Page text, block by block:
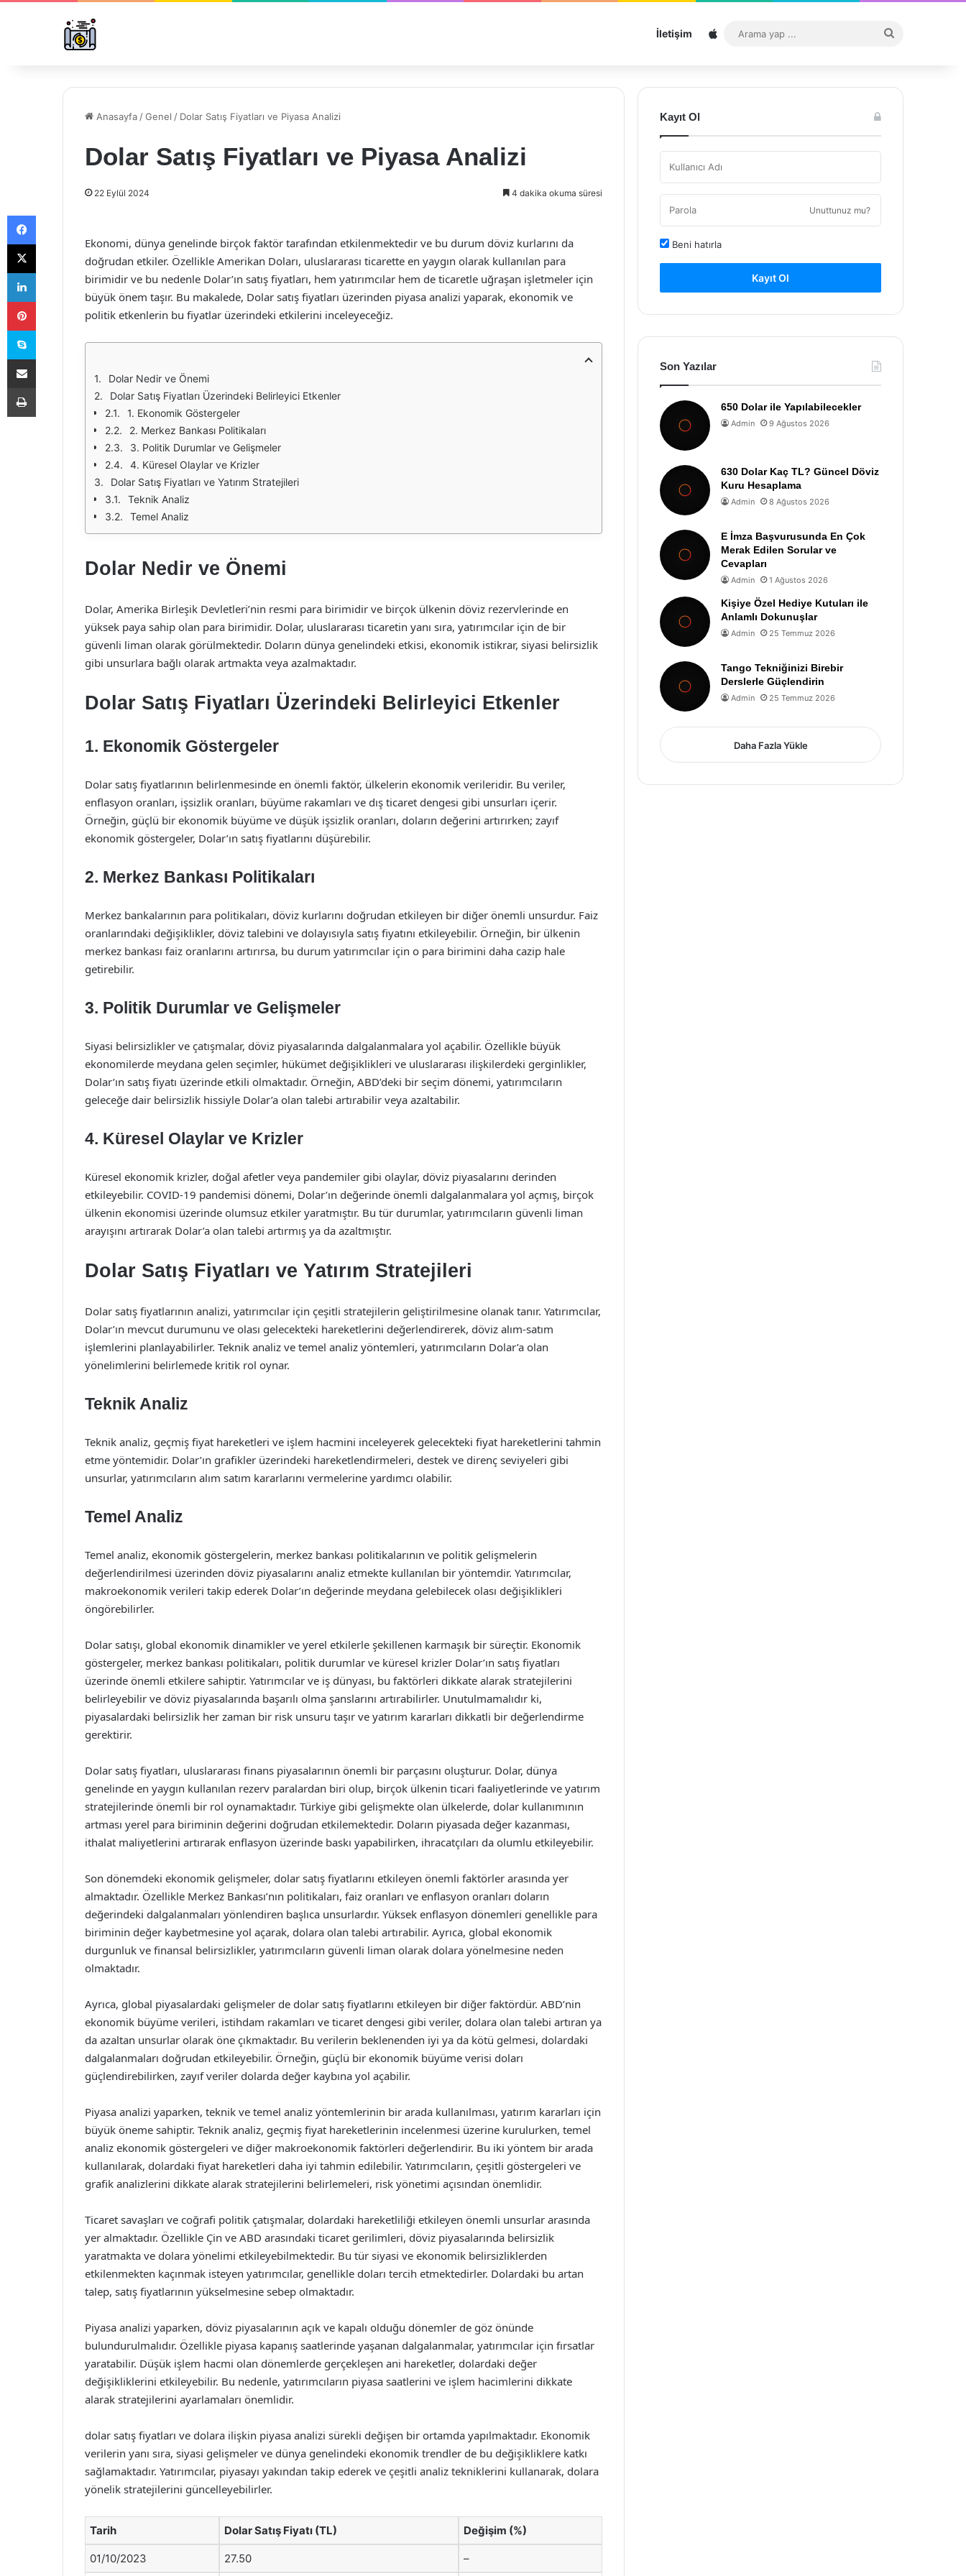
İletişim Sitemap
...
Anasayfa /Genel / Dolar Satış Fiyatları ve Piyasa Analizi
Dolar Satış Fiyatları ve Piyasa Analizi
22 Eylül 2024 4 dakika okuma süresi
Ekonomi, dünya genelinde birçok faktör tarafından etkilenmektedir ve bu durum döviz kurlarını da
doğrudan etkiler. Özellikle Amerikan Doları, uluslararası ticarette en yaygın olarak kullanılan para
birimidir ve bu nedenle Dolar’ın satış fiyatları, hem yatırımcılar hem de ticaretle uğraşan işletmeler için
büyük önem taşır. Bu makalede, Dolar satış fiyatları üzerinden piyasa analizi yaparak, ekonomik ve
politik etkenlerin bu fiyatlar üzerindeki etkilerini inceleyeceğiz.
Dolar Nedir ve Önemi
Dolar Satış Fiyatları Üzerindeki Belirleyici Etkenler
1. Ekonomik Göstergeler
2. Merkez Bankası Politikaları
3. Politik Durumlar ve Gelişmeler
4. Küresel Olaylar ve Krizler
Dolar Satış Fiyatları ve Yatırım Stratejileri
Teknik Analiz
Temel Analiz
Dolar Nedir ve Önemi
Dolar, Amerika Birleşik Devletleri’nin resmi para birimidir ve birçok ülkenin döviz rezervlerinde en
yüksek paya sahip olan para birimidir. Dolar, uluslararası ticaretin yanı sıra, yatırımcılar için de bir
güvenli liman olarak görülmektedir. Doların dünya genelindeki etkisi, ekonomik istikrar, siyasi belirsizlik
gibi unsurlara bağlı olarak artmakta veya azalmaktadır.
Dolar Satış Fiyatları Üzerindeki Belirleyici Etkenler
1. Ekonomik Göstergeler
Dolar satış fiyatlarının belirlenmesinde en önemli faktör, ülkelerin ekonomik verileridir. Bu veriler,
enflasyon oranları, işsizlik oranları, büyüme rakamları ve dış ticaret dengesi gibi unsurları içerir.
Örneğin, güçlü bir ekonomik büyüme ve düşük işsizlik oranları, doların değerini artırırken; zayıf
ekonomik göstergeler, Dolar’ın satış fiyatlarını düşürebilir.
2. Merkez Bankası Politikaları
Merkez bankalarının para politikaları, döviz kurlarını doğrudan etkileyen bir diğer önemli unsurdur. Faiz
oranlarındaki değişiklikler, döviz talebini ve dolayısıyla satış fiyatını etkileyebilir. Örneğin, bir ülkenin
merkez bankası faiz oranlarını artırırsa, bu durum yatırımcılar için o para birimini daha cazip hale
getirebilir.
3. Politik Durumlar ve Gelişmeler
Siyasi belirsizlikler ve çatışmalar, döviz piyasalarında dalgalanmalara yol açabilir. Özellikle büyük
ekonomilerde meydana gelen seçimler, hükümet değişiklikleri ve uluslararası ilişkilerdeki gerginlikler,
Dolar’ın satış fiyatı üzerinde etkili olmaktadır. Örneğin, ABD’deki bir seçim dönemi, yatırımcıların
geleceğe dair belirsizlik hissiyle Dolar’a olan talebi artırabilir veya azaltabilir.
4. Küresel Olaylar ve Krizler
Küresel ekonomik krizler, doğal afetler veya pandemiler gibi olaylar, döviz piyasalarını derinden
etkileyebilir. COVID-19 pandemisi dönemi, Dolar’ın değerinde önemli dalgalanmalara yol açmış, birçok
ülkenin ekonomisi üzerinde olumsuz etkiler yaratmıştır. Bu tür durumlar, yatırımcıların güvenli liman
arayışını artırarak Dolar’a olan talebi artırmış ya da azaltmıştır.
Dolar Satış Fiyatları ve Yatırım Stratejileri
Dolar satış fiyatlarının analizi, yatırımcılar için çeşitli stratejilerin geliştirilmesine olanak tanır. Yatırımcılar,
Dolar’ın mevcut durumunu ve olası gelecekteki hareketlerini değerlendirerek, döviz alım-satım
işlemlerini planlayabilirler. Teknik analiz ve temel analiz yöntemleri, yatırımcıların Dolar’a olan
yönelimlerini belirlemede kritik rol oynar.
Teknik Analiz
Teknik analiz, geçmiş fiyat hareketleri ve işlem hacmini inceleyerek gelecekteki fiyat hareketlerini tahmin
etme yöntemidir. Dolar’ın grafikler üzerindeki hareketlendirmeleri, destek ve direnç seviyeleri gibi
unsurlar, yatırımcıların alım satım kararlarını vermelerine yardımcı olabilir.
Temel Analiz
Temel analiz, ekonomik göstergelerin, merkez bankası politikalarının ve politik gelişmelerin
değerlendirilmesi üzerinden döviz piyasalarını analiz etmekte kullanılan bir yöntemdir. Yatırımcılar,
makroekonomik verileri takip ederek Dolar’ın değerinde meydana gelebilecek olası değişiklikleri
öngörebilirler.
Dolar satışı, global ekonomik dinamikler ve yerel etkilerle şekillenen karmaşık bir süreçtir. Ekonomik
göstergeler, merkez bankası politikaları, politik durumlar ve küresel krizler Dolar’ın satış fiyatları
üzerinde önemli etkilere sahiptir. Yatırımcılar ve iş dünyası, bu faktörleri dikkate alarak stratejilerini
belirleyebilir ve döviz piyasalarında başarılı olma şanslarını artırabilirler. Unutulmamalıdır ki,
piyasalardaki belirsizlik her zaman bir risk unsuru taşır ve yatırım kararları dikkatli bir değerlendirme
gerektirir.
Dolar satış fiyatları, uluslararası finans piyasalarının önemli bir parçasını oluşturur. Dolar, dünya
genelinde en yaygın kullanılan rezerv paralardan biri olup, birçok ülkenin ticari faaliyetlerinde ve yatırım
stratejilerinde önemli bir rol oynamaktadır. Türkiye gibi gelişmekte olan ülkelerde, dolar kullanımının
artması yerel para biriminin değerini doğrudan etkilemektedir. Doların piyasada değer kazanması,
ithalat maliyetlerini artırarak enflasyon üzerinde baskı yapabilirken, ihracatçıları da olumlu etkileyebilir.
Son dönemdeki ekonomik gelişmeler, dolar satış fiyatlarını etkileyen önemli faktörler arasında yer
almaktadır. Özellikle Merkez Bankası’nın politikaları, faiz oranları ve enflasyon oranları doların
değerindeki dalgalanmaları yönlendiren başlıca unsurlardır. Yüksek enflasyon dönemleri genellikle para
biriminin değer kaybetmesine yol açarak, dolara olan talebi artırabilir. Ayrıca, global ekonomik
durgunluk ve finansal belirsizlikler, yatırımcıların güvenli liman olarak dolara yönelmesine neden
olmaktadır.
Ayrıca, global piyasalardaki gelişmeler de dolar satış fiyatlarını etkileyen bir diğer faktördür. ABD’nin
ekonomik büyüme verileri, istihdam rakamları ve ticaret dengesi gibi veriler, dolara olan talebi artıran ya
da azaltan unsurlar olarak öne çıkmaktadır. Bu verilerin beklenenden iyi ya da kötü gelmesi, dolardaki
dalgalanmaları doğrudan etkileyebilir. Örneğin, güçlü bir ekonomik büyüme verisi doları
güçlendirebilirken, zayıf veriler dolarda değer kaybına yol açabilir.
Piyasa analizi yaparken, teknik ve temel analiz yöntemlerinin bir arada kullanılması, yatırım kararları için
büyük öneme sahiptir. Teknik analiz, geçmiş fiyat hareketlerinin incelenmesi üzerine kurulurken, temel
analiz ekonomik göstergeleri ve diğer makroekonomik faktörleri değerlendirir. Bu iki yöntem bir arada
kullanılarak, dolardaki fiyat hareketleri daha iyi tahmin edilebilir. Yatırımcıların, çeşitli göstergeleri ve
grafik analizlerini dikkate alarak stratejilerini belirlemeleri, risk yönetimi açısından önemlidir.
Ticaret savaşları ve coğrafi politik çatışmalar, dolardaki hareketliliği etkileyen önemli unsurlar arasında
yer almaktadır. Özellikle Çin ve ABD arasındaki ticaret gerilimleri, döviz piyasalarında belirsizlik
yaratmakta ve dolara yönelimi etkileyebilmektedir. Bu tür siyasi ve ekonomik belirsizliklerden
etkilenmekten kaçınmak isteyen yatırımcılar, genellikle doları tercih etmektedirler. Dolardaki bu artan
talep, satış fiyatlarının yükselmesine sebep olmaktadır.
Piyasa analizi yaparken, döviz piyasalarının açık ve kapalı olduğu dönemler de göz önünde
bulundurulmalıdır. Özellikle piyasa kapanış saatlerinde yaşanan dalgalanmalar, yatırımcılar için fırsatlar
yaratabilir. Düşük işlem hacmi olan dönemlerde gerçekleşen ani hareketler, dolardaki değer
değişikliklerini etkileyebilir. Bu nedenle, yatırımcıların piyasa saatlerini ve işlem hacimlerini dikkate
alarak stratejilerini ayarlamaları önemlidir.
dolar satış fiyatları ve dolara ilişkin piyasa analizi sürekli değişen bir ortamda yapılmaktadır. Ekonomik
verilerin yanı sıra, siyasi gelişmeler ve dünya genelindeki ekonomik trendler de bu değişikliklere katkı
sağlamaktadır. Yatırımcılar, piyasayı yakından takip ederek ve çeşitli analiz tekniklerini kullanarak, dolara
yönelik stratejilerini güncelleyebilirler.
Tarih Dolar Satış Fiyatı (TL) Değişim (%)
01/10/2023 27.50 –
Kayıt Ol
Unuttunuz mu?
Beni hatırla
Kayıt Ol
Son Yazılar
650 Dolar ile Yapılabilecekler
Admin 9 Ağustos 2026
630 Dolar Kaç TL? Güncel Döviz
Kuru Hesaplama
Admin 8 Ağustos 2026
E İmza Başvurusunda En Çok
Merak Edilen Sorular ve
Cevapları
Admin 1 Ağustos 2026
Kişiye Özel Hediye Kutuları ile
Anlamlı Dokunuşlar
Admin 25 Temmuz 2026
Tango Tekniğinizi Birebir
Derslerle Güçlendirin
Admin 25 Temmuz 2026
Daha Fazla Yükle
Facebook
X
LinkedIn
Pinterest
Skype
E-Posta ile paylaş